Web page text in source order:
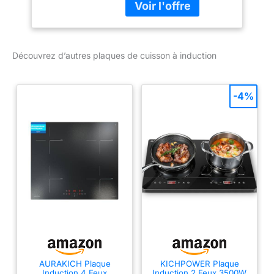
Contrôle du capteur
directselect;
Reconnaissance
présence vasculaire;
démarrage par des
Découvrez d’autres plaques de cuisson à induction
AURAKICH Plaque
KICHPOWER Plaque
-4%